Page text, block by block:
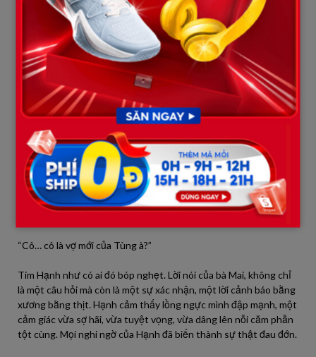
ánh mắt trũng sâu, đầy vẻ lo lắng, hoảng sợ cứ lướt qua mọi thứ
xung quanh như thể đang tìm kiếm một mối đe dọa vô hình.
Hạnh nhận ra bà qua bức ảnh cũ trên báo.
Bà Mai thận trọng bước về phía Hạnh, ánh mắt dò xét. Bà ngồi
xuống đối diện Hạnh, đôi tay gầy gò siết chặt chiếc túi xách đã
sờn cũ. Một sự im lặng nặng nề bao trùm. Hạnh cảm nhận rõ sự
run rẩy trong đôi tay của bà Mai, và cái cách bà cứ nhìn chằm
chằm vào cánh cửa ra vào.
“Chào chị Mai,” Hạnh cố giữ giọng bình tĩnh.
Bà Mai giật mình, ánh mắt hoảng hốt nhìn Hạnh, như thể vừa bị
đánh thức khỏi một cơn ác mộng. Bà mở miệng, giọng nói khàn
khàn, run rẩy đến tội nghiệp.
“Cô… cô là vợ mới của Tùng à?”
Tim Hạnh như có ai đó bóp nghẹt. Lời nói của bà Mai, không chỉ
là một câu hỏi mà còn là một sự xác nhận, một lời cảnh báo bằng
xương bằng thịt. Hạnh cảm thấy lồng ngực mình đập mạnh, một
cảm giác vừa sợ hãi, vừa tuyệt vọng, vừa dâng lên nỗi căm phẫn
tột cùng. Mọi nghi ngờ của Hạnh đã biến thành sự thật đau đớn.